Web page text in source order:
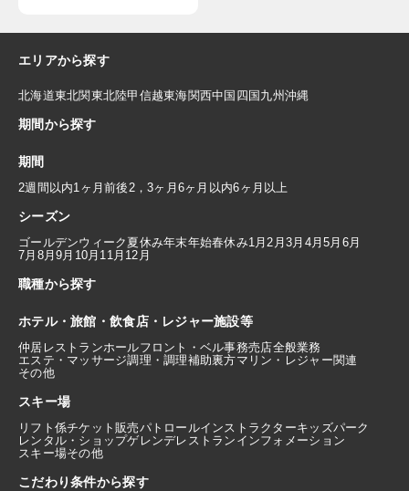
エリアから探す
北海道東北関東北陸甲信越東海関西中国 四国 九州 沖縄
期間から探す
期間
2週間以内1ヶ月前後2，3ヶ月 6ヶ月以内6ヶ月以上
シーズン
ゴールデンウィーク 夏休み年末年始春休み1月2月3月 4月5月 6月
7月 8月9月 10月 11月 12月
職種から探す
ホテル・旅館・飲食店・レジャー施設等
仲居 レストランホールフロント・ベル事務売店全般業務
エステ・マッサージ調理・調理補助裏方マリン・レジャー関連
その他
スキー場
リフト係チケット販売パトロールインストラクターキッズパーク
レンタル・ショップゲレンデレストラン インフォメーション
スキー場その他
こだわり条件から探す